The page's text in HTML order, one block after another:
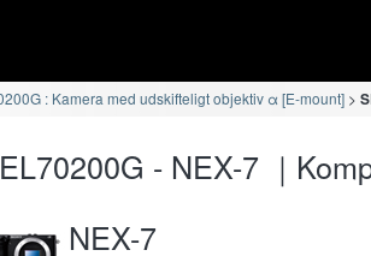
: Kamera med udskifteligt objektiv α [E-mount]
- NEX-7 ｜
NEX-7